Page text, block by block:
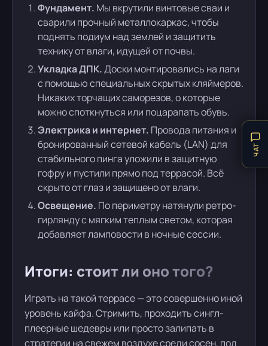
Фундамент. Мы вкрутили винтовые сваи и
сварили прочный металлокаркас, чтобы
поднять подиум над землей и защитить
технику от влаги, идущей от почвы.
Укладка ДПК.Доски монтировались на лаги
с помощью специальных скрытых кляймеров.
Никаких торчащих саморезов, о которые
можно споткнуться или поцарапать обувь.
Электрика и интернет. Провода питания и
бронированный сетевой кабель (LAN) для
стабильного пинга уложили в защитную
гофру и пустили прямо под террасой. Всё
скрыто от глаз и защищено от влаги.
Освещение. По периметру натянули ретро-
гирлянду с мягким теплым светом, которая
добавляет ламповости в ночные сессии.
Итоги: стоит ли оно того?
Играть на такой террасе — это совершенно иной
уровень кайфа. Стримить, проходить сингл-
плеерные шедевры или просто залипать в
стратегии на свежем воздухе среди сосен, под
ЧАТ